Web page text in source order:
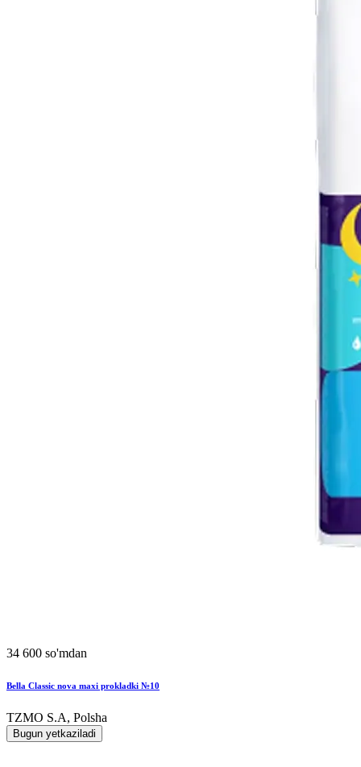
34 600 so'mdan
Bella Classic nova maxi prokladki №10
TZMO S.A, Polsha
Bugun yetkaziladi